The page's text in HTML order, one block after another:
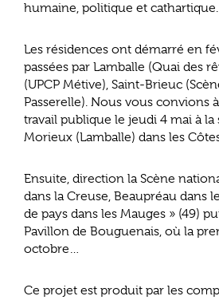
humaine, politique et cathartique.
Les résidences ont démarré en
passées par Lamballe (Quai des
(UPCP Métive), Saint-Brieuc
Passerelle). Nous vous convions
travail publique le jeudi 4 mai à la
Morieux (Lamballe) dans les
Ensuite, direction la Scène
dans la Creuse, Beaupréau dans
de pays dans les Mauges » (49)
Pavillon de Bouguenais, où la
octobre…
Ce projet est produit par les